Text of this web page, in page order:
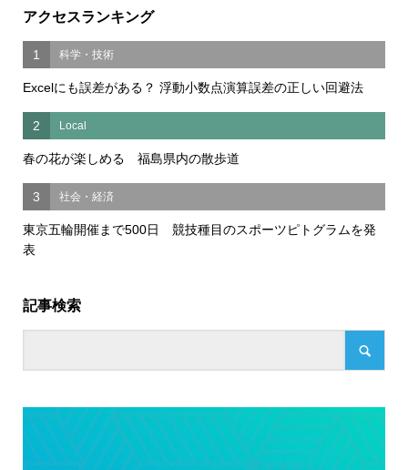
アクセスランキング
1 科学・技術
Excelにも誤差がある？ 浮動小数点演算誤差の正しい回避法
2 Local
春の花が楽しめる 福島県内の散歩道
3 社会・経済
東京五輪開催まで500日 競技種目のスポーツピトグラムを発
表
記事検索